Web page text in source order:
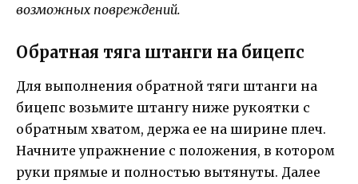
возможных повреждений.
Обратная тяга штанги на бицепс
Для выполнения обратной тяги штанги на
бицепс возьмите штангу ниже рукоятки с
обратным хватом, держа ее на ширине плеч.
Начните упражнение с положения, в котором
руки прямые и полностью вытянуты. Далее